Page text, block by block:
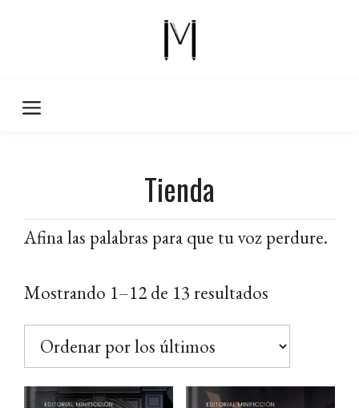
Tienda
Afina las palabras para que tu voz perdure.
Mostrando 1–12 de 13 resultados
por
los
últimos